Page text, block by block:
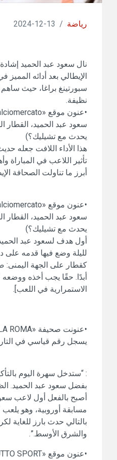
رياضة /
13-12-2024
نال سعود عبد الحميد
الإيطالي بعد أدائه
سبورتينغ براغا، حيث ساهم
نظيفة.
سعود عبد الحميد، القطار
يحدث مع تشيليك؟)
هذا الأداء اللافت جعله
تأثير اللاعب في المباراة
أبرز ما تناولت الصحافة
سعود عبد الحميد، القطار
يحدث مع تشيليك؟)
أول هدف لسعود عبد
لليلة وضع فيها قدمه على
كقطار على الجهة اليمنى:
أبدًا. حقًا يجب أخذه
الاستمرارية في اللعب].
يسجل رقم قياسي في
: “ستدخل سهرة اليوم
بفضل سعود عبد الحميد.
أصبح بالفعل أول لاعب
مسابقة أوروبية، وهو
بالتالي حدث بارز للغاية
والشرق الأوسط.”.